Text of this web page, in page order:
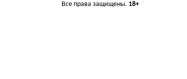
Все права защищены. 18+